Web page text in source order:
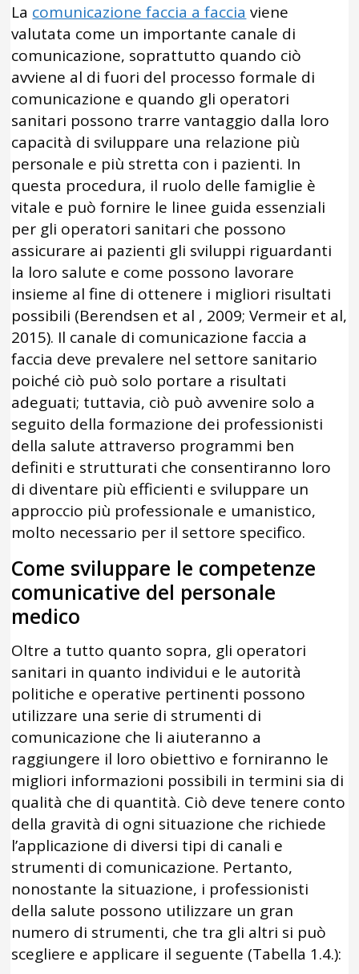
La comunicazione faccia a faccia viene
valutata come un importante canale di
comunicazione, soprattutto quando ciò
avviene al di fuori del processo formale di
comunicazione e quando gli operatori
sanitari possono trarre vantaggio dalla loro
capacità di sviluppare una relazione più
personale e più stretta con i pazienti. In
questa procedura, il ruolo delle famiglie è
vitale e può fornire le linee guida essenziali
per gli operatori sanitari che possono
assicurare ai pazienti gli sviluppi riguardanti
la loro salute e come possono lavorare
insieme al fine di ottenere i migliori risultati
possibili (Berendsen et al , 2009; Vermeir et al,
2015). Il canale di comunicazione faccia a
faccia deve prevalere nel settore sanitario
poiché ciò può solo portare a risultati
adeguati; tuttavia, ciò può avvenire solo a
seguito della formazione dei professionisti
della salute attraverso programmi ben
definiti e strutturati che consentiranno loro
di diventare più efficienti e sviluppare un
approccio più professionale e umanistico,
molto necessario per il settore specifico.
Come sviluppare le competenze
comunicative del personale
medico
Oltre a tutto quanto sopra, gli operatori
sanitari in quanto individui e le autorità
politiche e operative pertinenti possono
utilizzare una serie di strumenti di
comunicazione che li aiuteranno a
raggiungere il loro obiettivo e forniranno le
migliori informazioni possibili in termini sia di
qualità che di quantità. Ciò deve tenere conto
della gravità di ogni situazione che richiede
l’applicazione di diversi tipi di canali e
strumenti di comunicazione. Pertanto,
nonostante la situazione, i professionisti
della salute possono utilizzare un gran
numero di strumenti, che tra gli altri si può
scegliere e applicare il seguente (Tabella 1.4.):